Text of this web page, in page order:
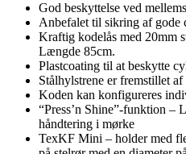
God beskyttelse ved
Anbefalet til sikring af gode
Kraftig kodelås med 20mm
Længde 85cm.
Plastcoating til at beskytte
Stålhylstrene er fremstillet
Koden kan konfigureres
“Press’n Shine”-funktion
håndtering i mørke
TexKF Mini – holder med